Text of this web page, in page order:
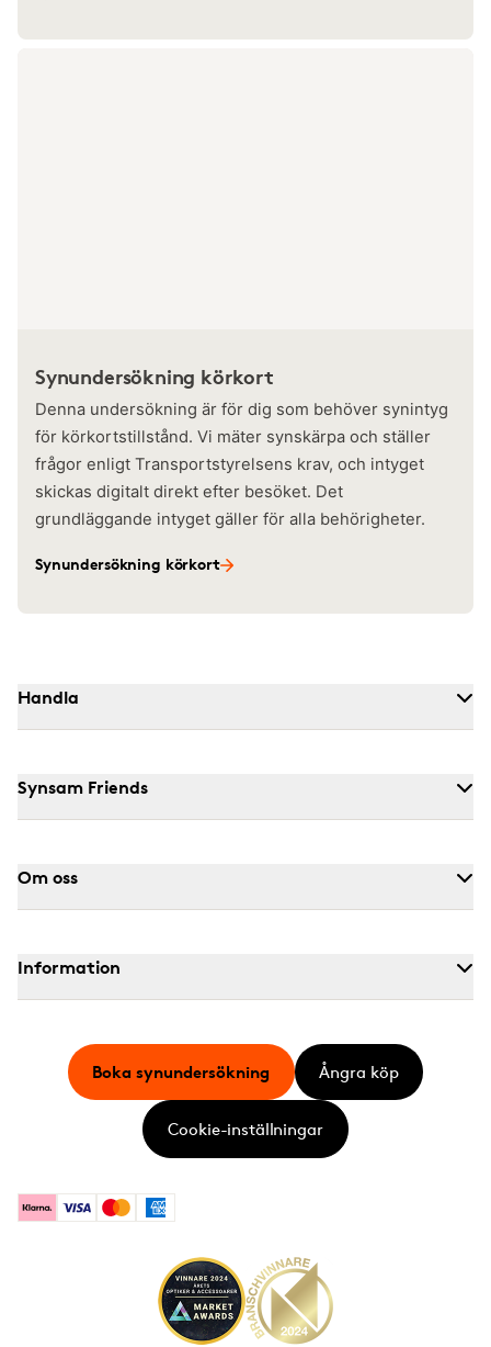
Synundersökning körkort
Denna undersökning är för dig som behöver synintyg
för körkortstillstånd. Vi mäter synskärpa och ställer
frågor enligt Transportstyrelsens krav, och intyget
skickas digitalt direkt efter besöket. Det
grundläggande intyget gäller för alla behörigheter.
Synundersökning körkort
Handla
Synsam Friends
Om oss
Information
KlarnaVisa MastercardAmerican Express
Boka synundersökning Ångra köp
Cookie-inställningar